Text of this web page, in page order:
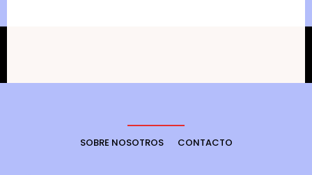
SOBRE NOSOTROS CONTACTO